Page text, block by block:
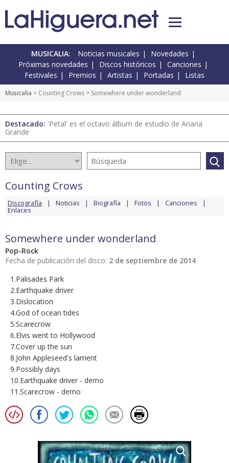
MUSICALIA: Noticias musicales
Novedades
Próximas novedades
Discos históricos
Canciones
Festivales
Premios Artistas Portadas Listas
Musicalia > Counting Crows > Somewhere under wonderland
Destacado: 'Petal' es el octavo álbum de estudio de Ariana
Grande
Counting Crows
Discografía Noticias Biografía Fotos Canciones
Enlaces
Somewhere under wonderland
Pop-Rock
Fecha de publicación del disco: 2 de septiembre de 2014
1.Palisades Park
2.Earthquake driver
3.Dislocation
4.God of ocean tides
5.Scarecrow
6.Elvis went to Hollywood
7.Cover up the sun
8.John Appleseed's lament
9.Possibly days
10.Earthquake driver - demo
11.Scarecrow - demo